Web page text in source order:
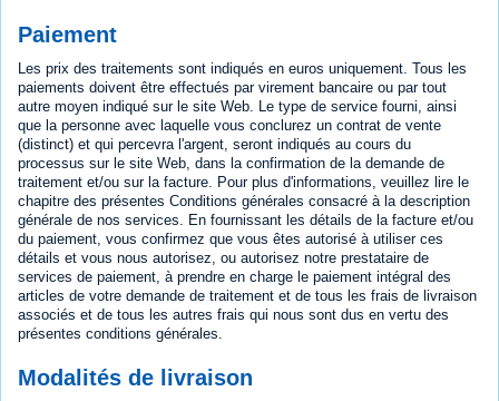
Paiement
Les prix des traitements sont indiqués en euros uniquement. Tous les
paiements doivent être effectués par virement bancaire ou par tout
autre moyen indiqué sur le site Web. Le type de service fourni, ainsi
que la personne avec laquelle vous conclurez un contrat de vente
(distinct) et qui percevra l'argent, seront indiqués au cours du
processus sur le site Web, dans la confirmation de la demande de
traitement et/ou sur la facture. Pour plus d'informations, veuillez lire le
chapitre des présentes Conditions générales consacré à la description
générale de nos services. En fournissant les détails de la facture et/ou
du paiement, vous confirmez que vous êtes autorisé à utiliser ces
détails et vous nous autorisez, ou autorisez notre prestataire de
services de paiement, à prendre en charge le paiement intégral des
articles de votre demande de traitement et de tous les frais de livraison
associés et de tous les autres frais qui nous sont dus en vertu des
présentes conditions générales.
Modalités de livraison